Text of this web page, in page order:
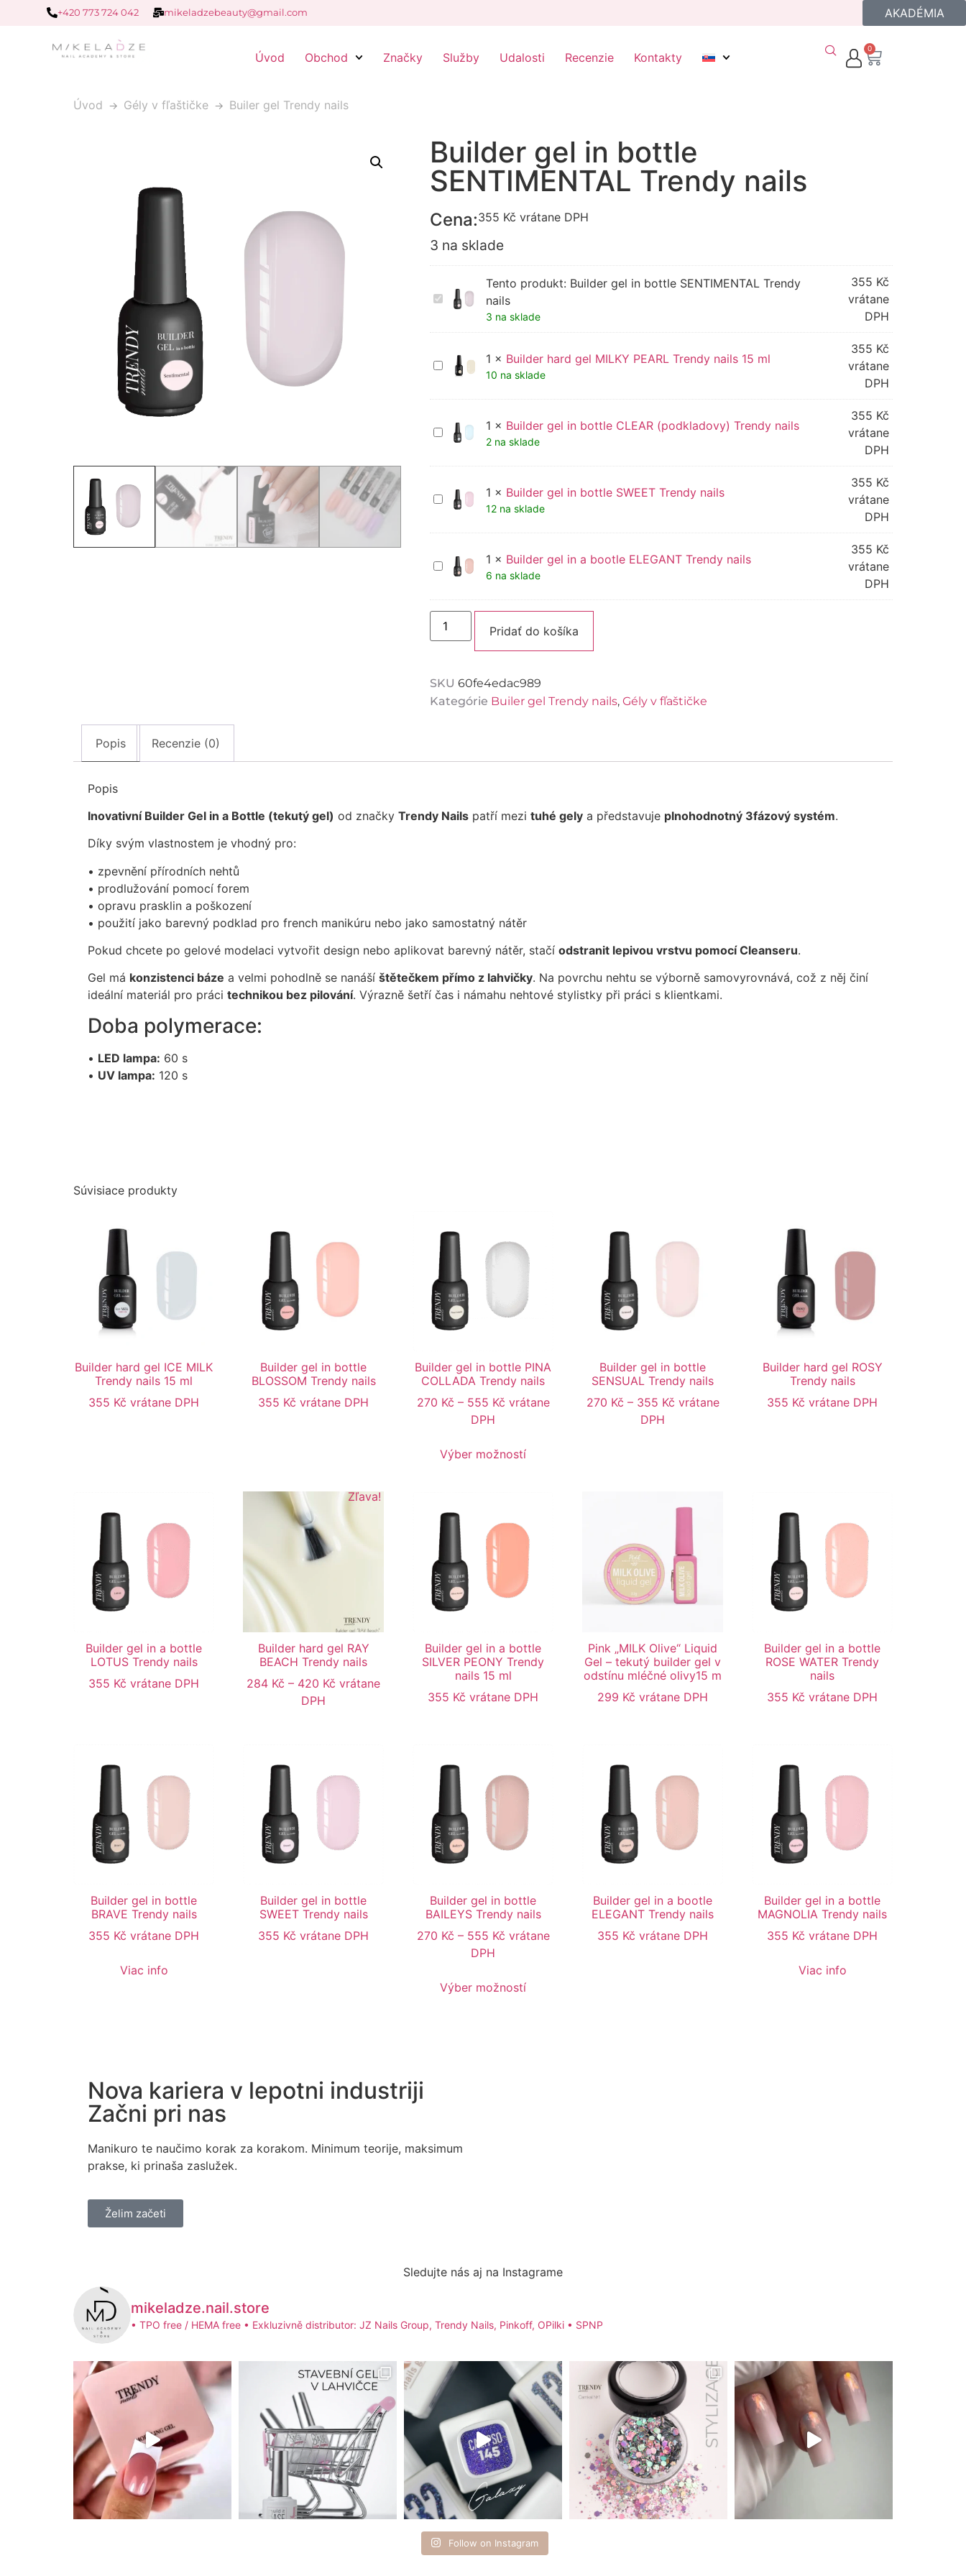
+420 773 724 042 mikeladzebeauty@gmail.com AKADÉMIA
Úvod Obchod Značky Služby Udalosti Recenzie Kontakty
0
Úvod Gély v fľaštičke Builer gel Trendy nails
Builder gel in bottle
SENTIMENTAL Trendy nails
Cena:355 Kč vrátane DPH
3 na sklade
Builder
gel
bottle
Trendy
nails
Tento produkt: Builder gel in bottle SENTIMENTAL Trendy
nails
3 na sklade
355 Kč
vrátane
DPH
Builder
hard
MILKY
Trendy
nails
1 × Builder hard gel MILKY PEARL Trendy nails 15 ml
10 na sklade
355 Kč
vrátane
DPH
Builder
gel
bottle
(podkladovy)
Trendy
nails
1 × Builder gel in bottle CLEAR (podkladovy) Trendy nails
2 na sklade
355 Kč
vrátane
DPH
Builder
gel
bottle
Trendy
nails
1 × Builder gel in bottle SWEET Trendy nails
12 na sklade
355 Kč
vrátane
DPH
Builder
gel
a
bootle
ELEGANT
Trendy
nails
1 × Builder gel in a bootle ELEGANT Trendy nails
6 na sklade
355 Kč
vrátane
DPH
Pridať do košíka
SKU 60fe4edac989
Kategórie Builer gel Trendy nails, Gély v fľaštičke
Popis Recenzie (0)
Popis
Inovativní Builder Gel in a Bottle (tekutý gel) od značky Trendy Nails patří mezi tuhé gely a představuje plnohodnotný 3fázový systém.
Díky svým vlastnostem je vhodný pro:
• zpevnění přírodních nehtů
• prodlužování pomocí forem
• opravu prasklin a poškození
• použití jako barevný podklad pro french manikúru nebo jako samostatný nátěr
Pokud chcete po gelové modelaci vytvořit design nebo aplikovat barevný nátěr, stačí odstranit lepivou vrstvu pomocí Cleanseru.
Gel má konzistenci báze a velmi pohodlně se nanáší štětečkem přímo z lahvičky. Na povrchu nehtu se výborně samovyrovnává, což z něj činí
ideální materiál pro práci technikou bez pilování. Výrazně šetří čas i námahu nehtové stylistky při práci s klientkami.
Doba polymerace:
• LED lampa: 60 s
• UV lampa: 120 s
Súvisiace produkty
Builder hard gel ICE MILK
Trendy nails 15 ml
355 Kč vrátane DPH
Builder gel in bottle
BLOSSOM Trendy nails
355 Kč vrátane DPH
Builder gel in bottle PINA
COLLADA Trendy nails
270 Kč – 555 Kč vrátane
DPH
Výber možností
Builder gel in bottle
SENSUAL Trendy nails
270 Kč – 355 Kč vrátane
DPH
Builder hard gel ROSY
Trendy nails
355 Kč vrátane DPH
Builder gel in a bottle
LOTUS Trendy nails
355 Kč vrátane DPH
Zľava!
Builder hard gel RAY
BEACH Trendy nails
284 Kč – 420 Kč vrátane
DPH
Builder gel in a bottle
SILVER PEONY Trendy
nails 15 ml
355 Kč vrátane DPH
Pink „MILK Olive“ Liquid
Gel – tekutý builder gel v
odstínu mléčné olivy15 m
299 Kč vrátane DPH
Builder gel in a bottle
ROSE WATER Trendy
nails
355 Kč vrátane DPH
Builder gel in bottle
BRAVE Trendy nails
355 Kč vrátane DPH
Viac info
Builder gel in bottle
SWEET Trendy nails
355 Kč vrátane DPH
Builder gel in bottle
BAILEYS Trendy nails
270 Kč – 555 Kč vrátane
DPH
Výber možností
Builder gel in a bootle
ELEGANT Trendy nails
355 Kč vrátane DPH
Builder gel in a bottle
MAGNOLIA Trendy nails
355 Kč vrátane DPH
Viac info
Nova kariera v lepotni industriji
Začni pri nas
Manikuro te naučimo korak za korakom. Minimum teorije, maksimum
prakse, ki prinaša zaslužek.
Želim začeti
Sledujte nás aj na Instagrame
mikeladze.nail.store
• TPO free / HEMA free • Exkluzivně distributor: JZ Nails Group, Trendy Nails, Pinkoff, OPilki • SPNP
Follow on Instagram